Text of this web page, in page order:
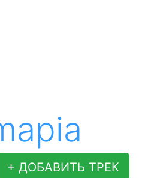
+ ДОБАВИТЬ ТРЕК